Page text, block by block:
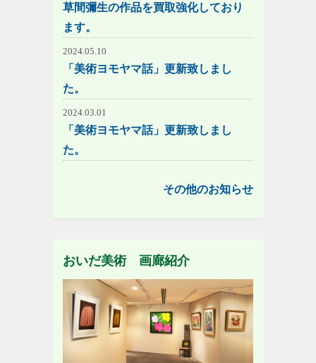
草間彌生の作品を買取強化しており
ます。
2024.05.10
「美術ヨモヤマ話」更新致しまし
た。
2024.03.01
「美術ヨモヤマ話」更新致しまし
た。
その他のお知らせ
おいだ美術 画廊紹介